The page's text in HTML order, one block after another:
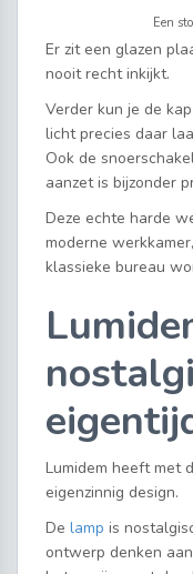
Een
Er zit een glazen
nooit recht inkijkt.
Verder kun je de
licht precies daar
Ook de
aanzet is bijzonder
Deze echte harde
moderne
klassieke bureau
Lumidem heeft met
eigenzinnig design.
De lamp is
ontwerp denken